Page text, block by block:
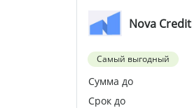
Nova Credit
Самый выгодный
Сумма до
Срок до